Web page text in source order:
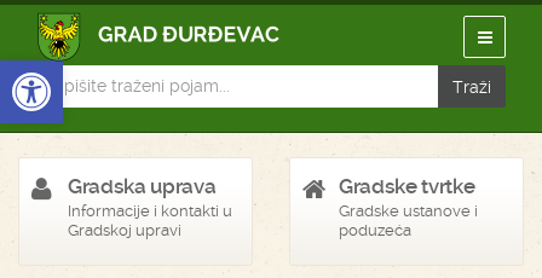
Open toolbar
Gradska uprava
Informacije i kontakti u
Gradskoj upravi
Gradske tvrtke
Gradske ustanove i
poduzeća